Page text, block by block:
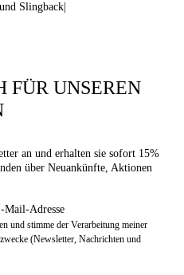
Slingback
FÜR UNSEREN
an und erhalten sie sofort 15%
über Neuankünfte, Aktionen
Mail-Adresse
und stimme der Verarbeitung meiner
(Newsletter, Nachrichten und